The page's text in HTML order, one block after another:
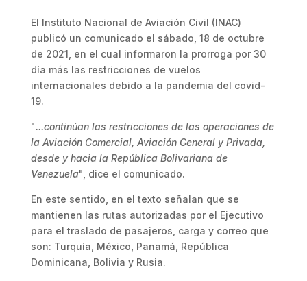
El Instituto Nacional de Aviación Civil (INAC)
publicó un comunicado el sábado, 18 de octubre
de 2021, en el cual informaron la prorroga por 30
día más las restricciones de vuelos
internacionales debido a la pandemia del covid-
19.
"...continúan las restricciones de las operaciones de
la Aviación Comercial, Aviación General y Privada,
desde y hacia la República Bolivariana de
Venezuela", dice el comunicado.
En este sentido, en el texto señalan que se
mantienen las rutas autorizadas por el Ejecutivo
para el traslado de pasajeros, carga y correo que
son: Turquía, México, Panamá, República
Dominicana, Bolivia y Rusia.